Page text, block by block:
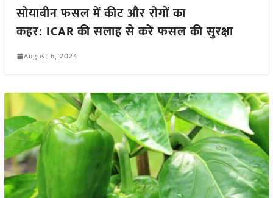
सोयाबीन फसल में कीट और रोगों का
कहर: ICAR की सलाह से करें फसल की सुरक्षा
August 6, 2024